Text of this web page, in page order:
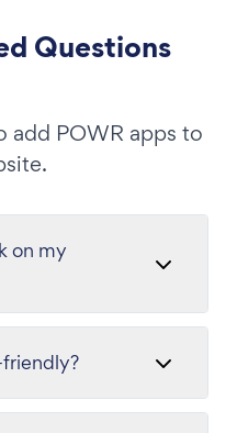
Questions
add POWR apps to
on my